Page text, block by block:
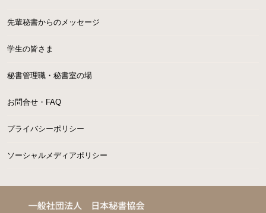
先輩秘書からのメッセージ
学生の皆さま
秘書管理職・秘書室の場
お問合せ・FAQ
プライバシーポリシー
ソーシャルメディアポリシー